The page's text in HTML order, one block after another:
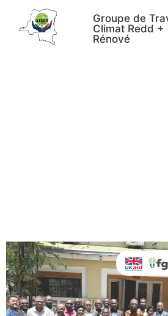
Groupe de
Climat Redd +
Rénové